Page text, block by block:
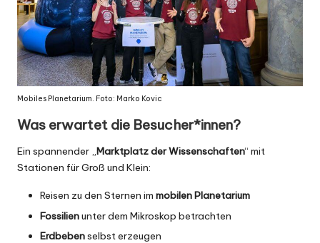
Mobiles Planetarium. Foto: Marko Kovic
Was erwartet die Besucher*innen?
Ein spannender „Marktplatz der Wissenschaften“ mit
Stationen für Groß und Klein:
Reisen zu den Sternen im mobilen Planetarium
Fossilienunter dem Mikroskop betrachten
Erdbebenselbst erzeugen